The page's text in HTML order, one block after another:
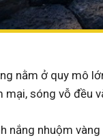
nằm ở quy mô
mại, sóng vỗ đều
nắng nhuộm